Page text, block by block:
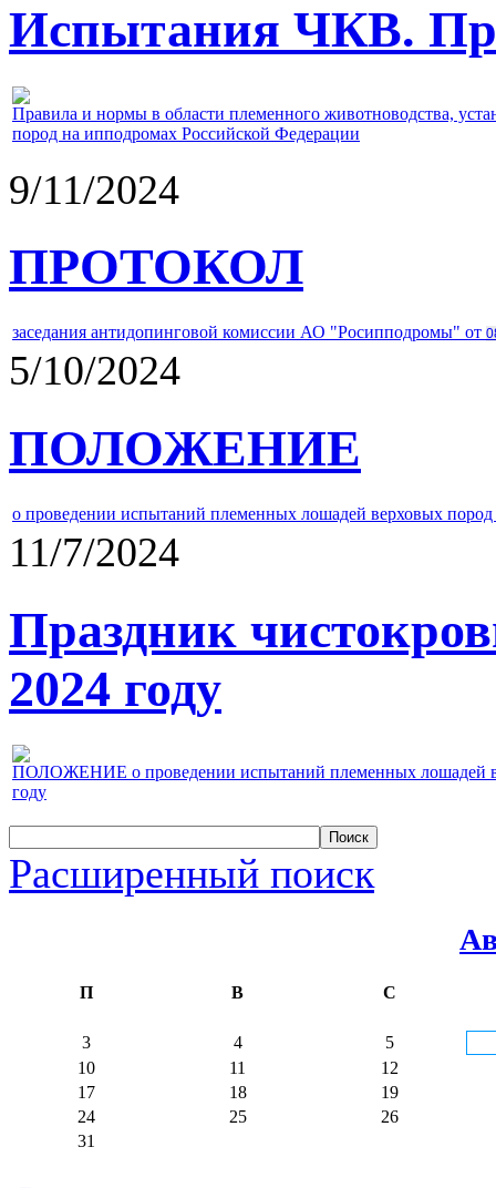
Испытания ЧКВ.
Правила и нормы в области племенного животноводства,
пород на ипподромах Российской Федерации
9/11/2024
ПРОТОКОЛ
заседания антидопинговой комиссии АО "Росипподромы" от
5/10/2024
ПОЛОЖЕНИЕ
о проведении испытаний племенных лошадей верховых
11/7/2024
Праздник
2024 году
ПОЛОЖЕНИЕ о проведении испытаний племенных лошадей
году
Расширенный поиск
П В С
3 4
5
10
11
12
17
18
19
24
25
26
31